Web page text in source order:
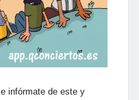
e infórmate de este y